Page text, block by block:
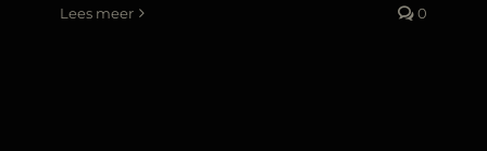
Lees meer 0